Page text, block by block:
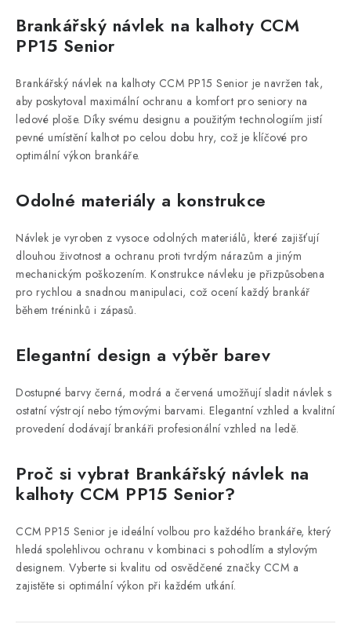
Brankářský návlek na kalhoty CCM
PP15 Senior
Brankářský návlek na kalhoty CCM PP15 Senior je navržen tak,
aby poskytoval maximální ochranu a komfort pro seniory na
ledové ploše. Díky svému designu a použitým technologiím jistí
pevné umístění kalhot po celou dobu hry, což je klíčové pro
optimální výkon brankáře.
Odolné materiály a konstrukce
Návlek je vyroben z vysoce odolných materiálů, které zajišťují
dlouhou životnost a ochranu proti tvrdým nárazům a jiným
mechanickým poškozením. Konstrukce návleku je přizpůsobena
pro rychlou a snadnou manipulaci, což ocení každý brankář
během tréninků i zápasů.
Elegantní design a výběr barev
Dostupné barvy černá, modrá a červená umožňují sladit návlek s
ostatní výstrojí nebo týmovými barvami. Elegantní vzhled a kvalitní
provedení dodávají brankáři profesionální vzhled na ledě.
Proč si vybrat Brankářský návlek na
kalhoty CCM PP15 Senior?
CCM PP15 Senior je ideální volbou pro každého brankáře, který
hledá spolehlivou ochranu v kombinaci s pohodlím a stylovým
designem. Vyberte si kvalitu od osvědčené značky CCM a
zajistěte si optimální výkon při každém utkání.